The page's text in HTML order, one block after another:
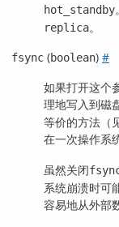
hot_standby
replica。
fsync (boolean) #
如果打开这个
理地写入到磁
等价的方法（
在一次操作系
虽然关闭
系统崩溃时可
容易地从外部